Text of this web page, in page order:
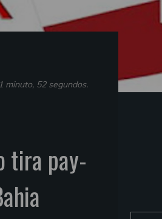
minuto, 52 segundos.
tira pay-